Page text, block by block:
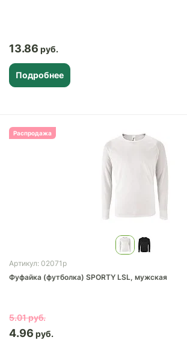
13.86
Подробнее
Распродажа
Артикул: 02071p
Фуфайка (футболка) SPORTY LSL, мужская
5.01
4.96